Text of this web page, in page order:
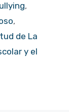
,
,
de La
y el